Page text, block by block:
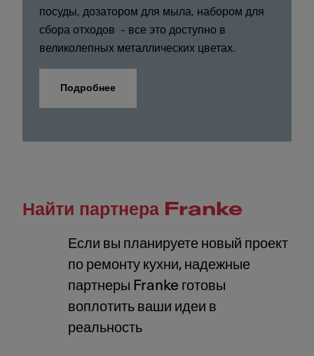
посуды, дозатором для мыла, набором для
сбора отходов - все это доступно в
великолепных металлических цветах.
Подробнее
Найти партнера Franke
Если вы планируете новый проект
по ремонту кухни, надежные
партнеры Franke готовы
воплотить ваши идеи в
реальность